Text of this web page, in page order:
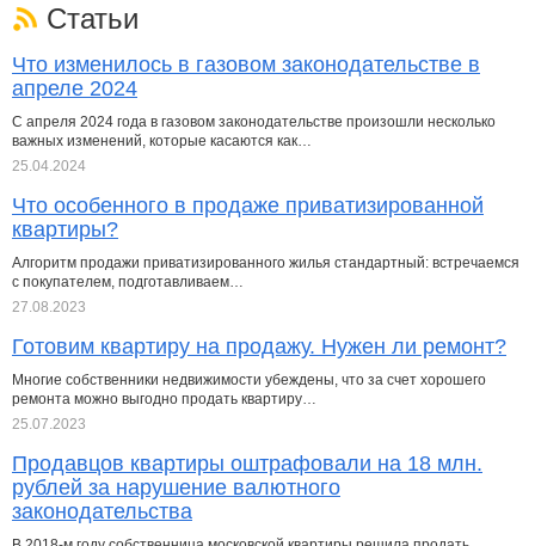
Статьи
Что изменилось в газовом законодательстве в
апреле 2024
С апреля 2024 года в газовом законодательстве произошли несколько
важных изменений, которые касаются как…
25.04.2024
Что особенного в продаже приватизированной
квартиры?
Алгоритм продажи приватизированного жилья стандартный: встречаемся
с покупателем, подготавливаем…
27.08.2023
Готовим квартиру на продажу. Нужен ли ремонт?
Многие собственники недвижимости убеждены, что за счет хорошего
ремонта можно выгодно продать квартиру…
25.07.2023
Продавцов квартиры оштрафовали на 18 млн.
рублей за нарушение валютного
законодательства